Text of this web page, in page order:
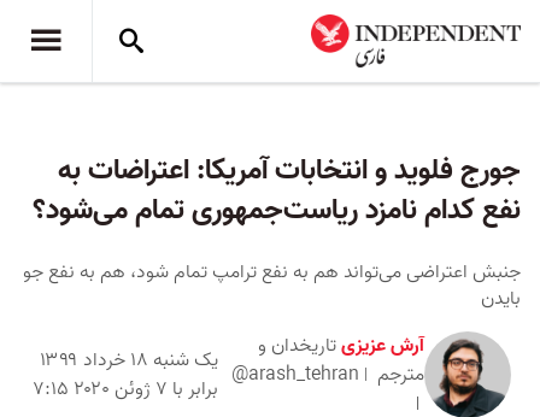
جورج فلوید و انتخابات آمریکا: اعتراضات به
نفع کدام نامزد ریاست‌جمهوری تمام می‌شود؟
جنبش اعتراضی می‌تواند هم به نفع ترامپ تمام شود، هم به نفع جو
بایدن
آرش عزیزیتاریخدان و
مترجم
@arash_tehran
یک شنبه ۱۸ خرداد ۱۳۹۹
برابر با ۷ ژوئن ۲۰۲۰ ۷:۱۵